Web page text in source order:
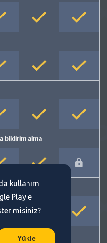
bildirim alma
kullanım
Play'e
misiniz?
Yükle